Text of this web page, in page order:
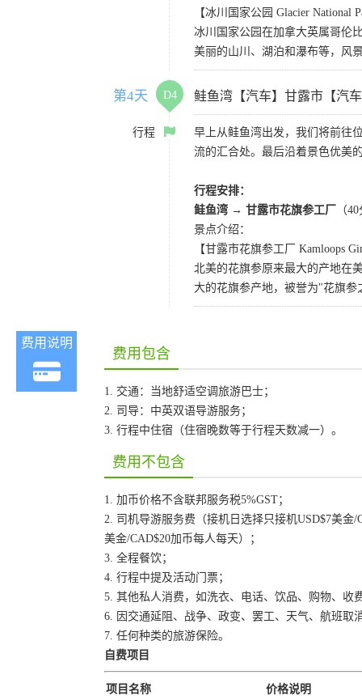
【冰川国家公园 Glacier National
冰川国家公园在加拿大英属哥伦
美丽的山川、湖泊和瀑布等，风
第4天 D4 鲑鱼湾【汽车】甘露市【汽
行程
早上从鲑鱼湾出发，我们将前往
流的汇合处。最后沿着景色优美
行程安排：
鲑鱼湾 → 甘露市花旗参工厂
（
景点介绍：
【甘露市花旗参工厂 Kamloops
北美的花旗参原来最大的产地在
大的花旗参产地，被誉为"花旗
费用说明
费用包含
1. 交通：当地舒适空调旅游巴士；
2. 司导：中英双语导游服务；
3. 行程中住宿（住宿晚数等于行程天数减一）。
费用不包含
1. 加币价格不含联邦服务税5%GST；
2. 司机导游服务费（接机日选择只接机USD$7美金
美金/CAD$20加币每人每天）；
3. 全程餐饮；
4. 行程中提及活动门票；
5. 其他私人消费，如洗衣、电话、饮品、购物、收
6. 因交通延阻、战争、政变、罢工、天气、航班取
7. 任何种类的旅游保险。
自费项目
项目名称 价格说明